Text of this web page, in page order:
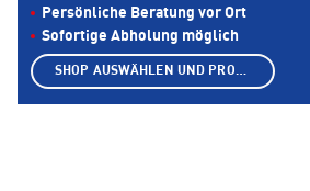
Persönliche Beratung vor Ort
Sofortige Abholung möglich
SHOP AUSWÄHLEN UND PRODUKTE ANZEIGEN